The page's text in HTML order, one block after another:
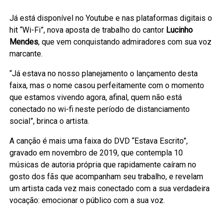
Já está disponível no Youtube e nas plataformas digitais o
hit “Wi-Fi”, nova aposta de trabalho do cantor Lucinho
Mendes, que vem conquistando admiradores com sua voz
marcante.
“Já estava no nosso planejamento o lançamento desta
faixa, mas o nome casou perfeitamente com o momento
que estamos vivendo agora, afinal, quem não está
conectado no wi-fi neste período de distanciamento
social”, brinca o artista.
A canção é mais uma faixa do DVD “Estava Escrito”,
gravado em novembro de 2019, que contempla 10
músicas de autoria própria que rapidamente caíram no
gosto dos fãs que acompanham seu trabalho, e revelam
um artista cada vez mais conectado com a sua verdadeira
vocação: emocionar o público com a sua voz.